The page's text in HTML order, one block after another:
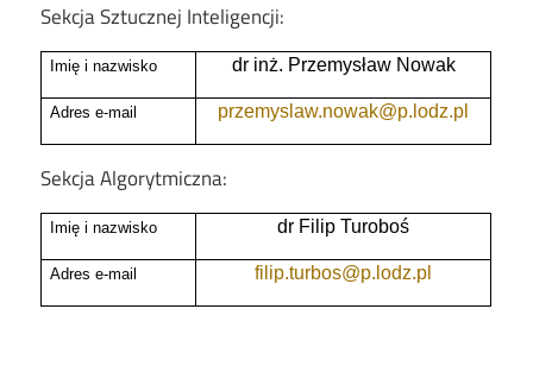
Sekcja Sztucznej Inteligencji:
Imię i nazwisko dr inż. Przemysław Nowak
Adres e-mail przemyslaw.nowak@p.lodz.pl
Sekcja Algorytmiczna:
Imię i nazwisko dr Filip Turoboś
Adres e-mail filip.turbos@p.lodz.pl